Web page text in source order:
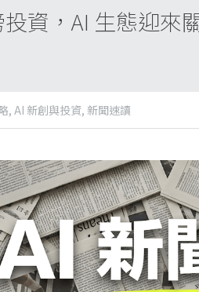
資，AI 生態迎來
,AI 新創與投資, 新聞速讀